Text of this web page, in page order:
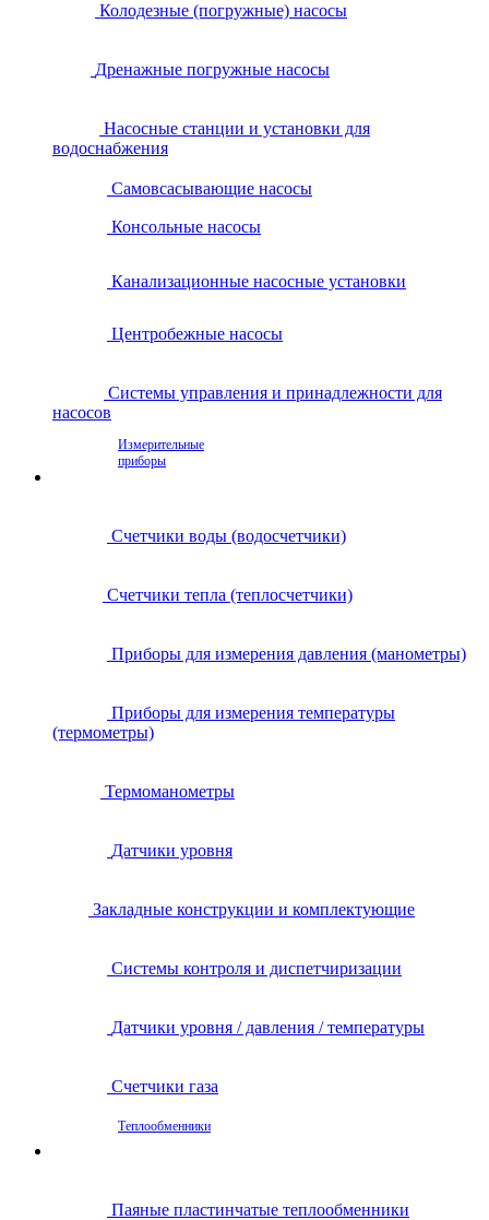
Колодезные (погружные) насосы
Дренажные погружные насосы
Насосные станции и установки для
водоснабжения
Самовсасывающие насосы
Консольные насосы
Канализационные насосные установки
Центробежные насосы
Системы управления и принадлежности для
насосов
Измерительные
приборы
Счетчики воды (водосчетчики)
Счетчики тепла (теплосчетчики)
Приборы для измерения давления (манометры)
Приборы для измерения температуры
(термометры)
Термоманометры
Датчики уровня
Закладные конструкции и комплектующие
Системы контроля и диспетчиризации
Датчики уровня / давления / температуры
Счетчики газа
Теплообменники
Паяные пластинчатые теплообменники